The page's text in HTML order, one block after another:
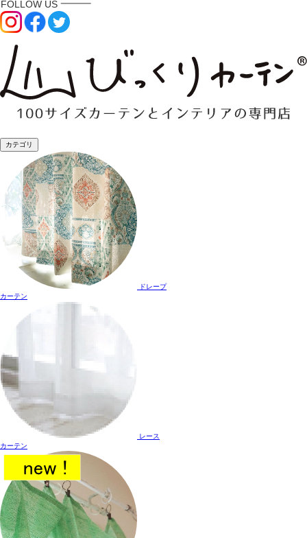
カテゴリ
ドレープ
カーテン
レース
カーテン